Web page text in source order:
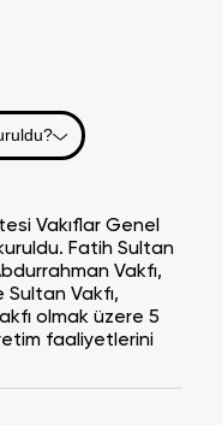
Vakıflar Genel
Fatih Sultan
Vakfı,
Vakfı,
olmak üzere 5
faaliyetlerini